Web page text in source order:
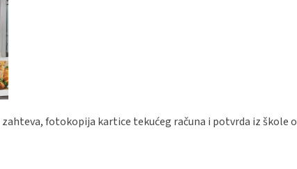
fotokopija kartice tekućeg računa i potvrda iz škole o